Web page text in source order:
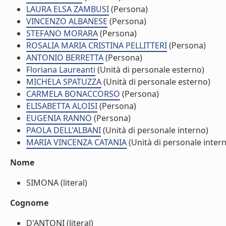
LAURA ELSA ZAMBUSI(Persona)
VINCENZO ALBANESE (Persona)
STEFANO MORARA(Persona)
ROSALIA MARIA CRISTINA PELLITTERI(Persona)
ANTONIO BERRETTA(Persona)
Floriana Laureanti (Unità di personale esterno)
MICHELA SPATUZZA(Unità di personale esterno)
CARMELA BONACCORSO (Persona)
ELISABETTA ALOISI(Persona)
EUGENIA RANNO (Persona)
PAOLA DELL'ALBANI(Unità di personale interno)
MARIA VINCENZA CATANIA(Unità di personale
Nome
SIMONA (literal)
Cognome
D'ANTONI (literal)